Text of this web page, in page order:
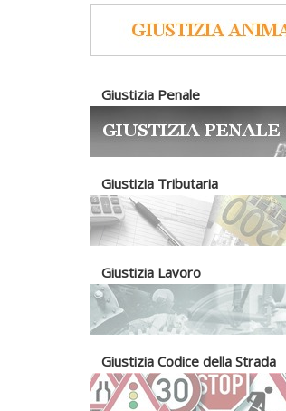
Giustizia Penale
Giustizia Tributaria
Giustizia Lavoro
Giustizia Codice della Strada